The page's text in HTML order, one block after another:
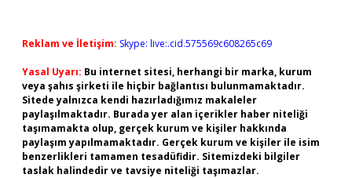
Reklam ve İletişim: Skype: live:.cid.575569c608265c69
Yasal Uyarı: Bu internet sitesi, herhangi bir marka, kurum
veya şahıs şirketi ile hiçbir bağlantısı bulunmamaktadır.
Sitede yalnızca kendi hazırladığımız makaleler
paylaşılmaktadır. Burada yer alan içerikler haber niteliği
taşımamakta olup, gerçek kurum ve kişiler hakkında
paylaşım yapılmamaktadır. Gerçek kurum ve kişiler ile isim
benzerlikleri tamamen tesadüfidir. Sitemizdeki bilgiler
taslak halindedir ve tavsiye niteliği taşımazlar.